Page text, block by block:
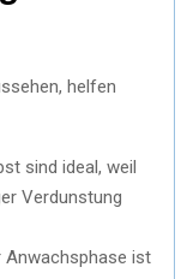
helfen
sind ideal, weil
Verdunstung
Anwachsphase ist